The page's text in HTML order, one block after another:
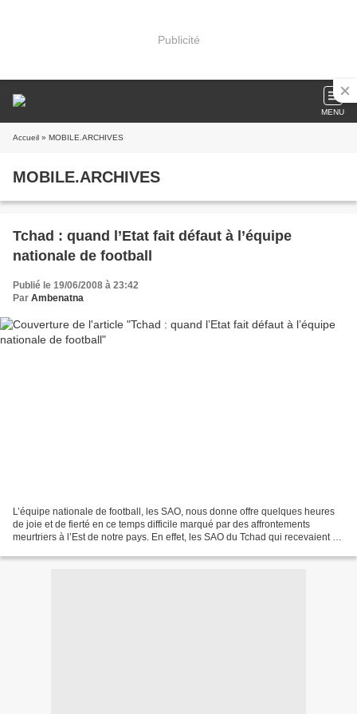
Publicité
MENU
Accueil » MOBILE.ARCHIVES
MOBILE.ARCHIVES
Tchad : quand l’Etat fait défaut à l’équipe
nationale de football
Publié le 19/06/2008 à 23:42
Par Ambenatna
L’équipe nationale de football, les SAO, nous donne offre quelques heures
de joie et de fierté en ce temps difficile marqué par des affrontements
meurtriers à l’Est de notre pays. En effet, les SAO du Tchad qui recevaient à